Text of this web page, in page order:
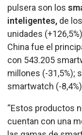
pulsera son los
inteligentes, de
unidades
China fue el
con 543.205
millones (-31,5%);
smartwatch (-
“Estos productos
cuentan con una